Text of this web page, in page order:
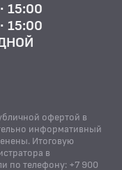
15:00
15:00
офертой в
информативный
Итоговую
в
по телефону: +7 900